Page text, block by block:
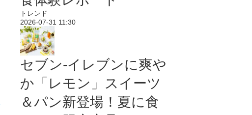
トレンド
2026-07-31 11:30
セブン‐イレブンに爽や
か「レモン」スイーツ
＆パン新登場！夏に食